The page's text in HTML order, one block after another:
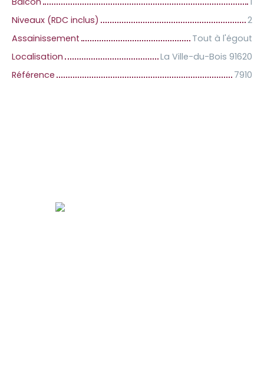
Niveaux (RDC inclus)
2
Assainissement
Tout à l'égout
Localisation
La Ville-du-Bois 91620
Référence
7910